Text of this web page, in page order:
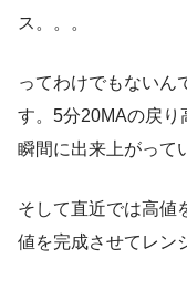
ス。。。
ってわけでもないん
す。5分20MAの戻り
瞬間に出来上がって
そして直近では高値
値を完成させてレン